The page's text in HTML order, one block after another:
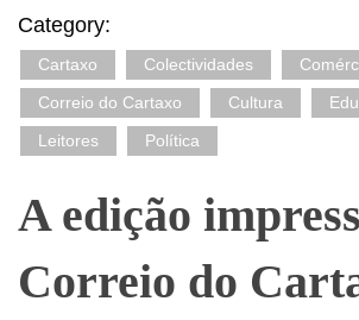
Category:
Cartaxo Colectividades
Correio do Cartaxo
Cultura
Leitores
Política
A edição
Correio do